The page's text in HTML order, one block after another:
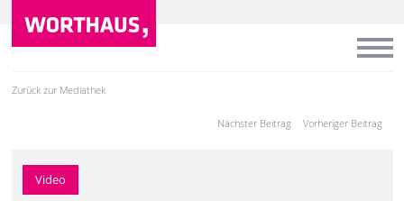
Zurück zur Mediathek
Vorheriger Beitrag
Nächster Beitrag
Video